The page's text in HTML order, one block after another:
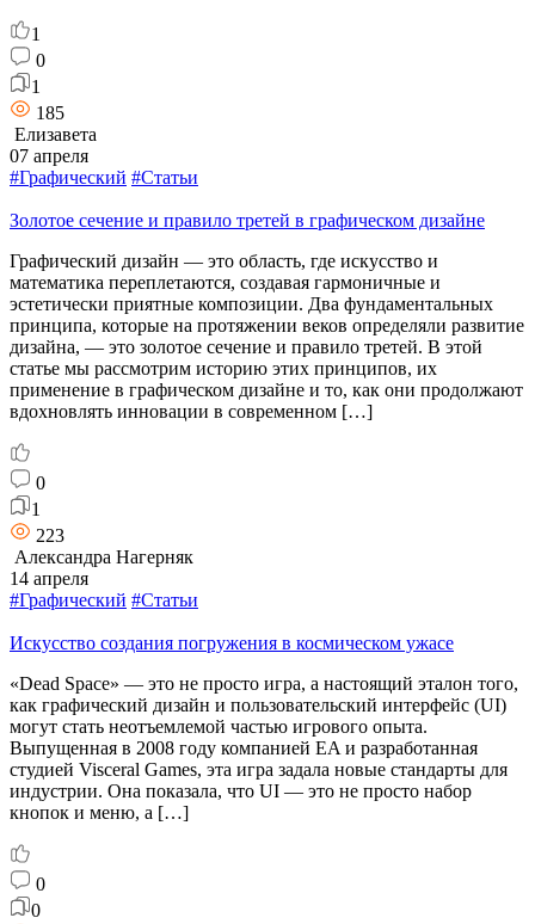
1
0
1
185
Елизавета
07 апреля
#Графический #Статьи
Золотое сечение и правило третей в графическом дизайне
Графический дизайн — это область, где искусство и
математика переплетаются, создавая гармоничные и
эстетически приятные композиции. Два фундаментальных
принципа, которые на протяжении веков определяли развитие
дизайна, — это золотое сечение и правило третей. В этой
статье мы рассмотрим историю этих принципов, их
применение в графическом дизайне и то, как они продолжают
вдохновлять инновации в современном […]
0
1
223
Александра Нагерняк
14 апреля
#Графический #Статьи
Искусство создания погружения в космическом ужасе
«Dead Space» — это не просто игра, а настоящий эталон того,
как графический дизайн и пользовательский интерфейс (UI)
могут стать неотъемлемой частью игрового опыта.
Выпущенная в 2008 году компанией EA и разработанная
студией Visceral Games, эта игра задала новые стандарты для
индустрии. Она показала, что UI — это не просто набор
кнопок и меню, а […]
0
0